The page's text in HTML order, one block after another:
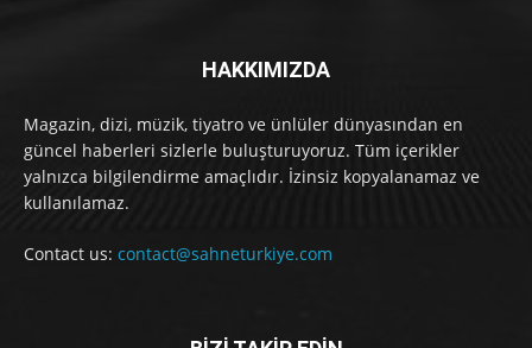
HAKKIMIZDA
Magazin, dizi, müzik, tiyatro ve ünlüler dünyasından en
güncel haberleri sizlerle buluşturuyoruz. Tüm içerikler
yalnızca bilgilendirme amaçlıdır. İzinsiz kopyalanamaz ve
kullanılamaz.
Contact us: contact@sahneturkiye.com